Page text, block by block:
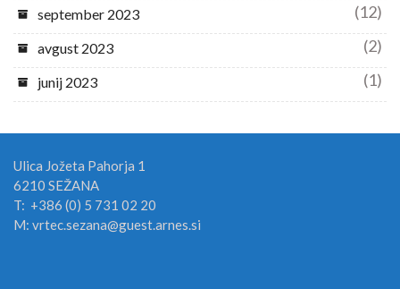
september 2023 (12)
avgust 2023 (2)
junij 2023 (1)
Ulica Jožeta Pahorja 1
6210 SEŽANA
T: +386 (0) 5 731 02 20
M: vrtec.sezana@guest.arnes.si